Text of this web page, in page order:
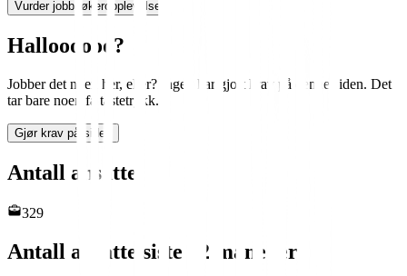
Vurder jobbsøkeropplevelse
Halloooooo?
Jobber det noen her, eller? Ingen har gjort krav på denne siden. Det
tar bare noen få tastetrykk.
Gjør krav på siden
Antall ansatte
329
Antall ansatte siste 12 måneder